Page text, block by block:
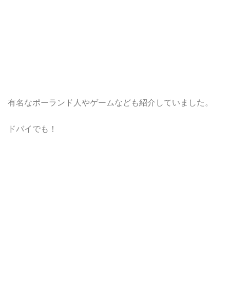
有名なポーランド人やゲームなども紹介していました。
ドバイでも！